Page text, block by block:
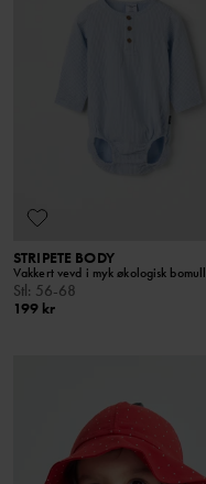
STRIPETE BODY
Vakkert vevd i myk økologisk bomull
Stl: 56-68
199 kr